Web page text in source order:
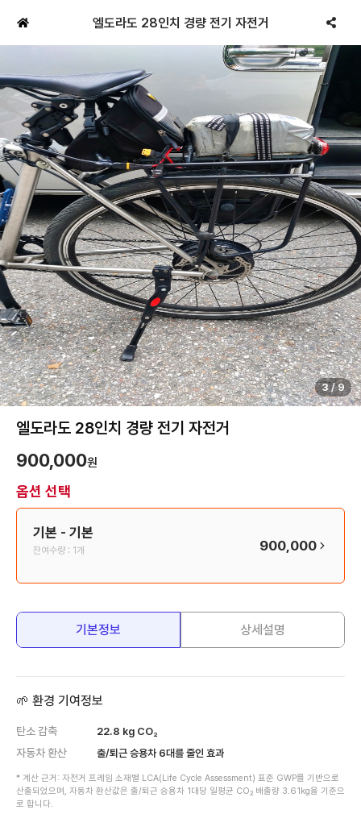
엘도라도 28인치 경량 전기 자전거
3/9
엘도라도 28인치 경량 전기 자전거
900,000원
옵션 선택
기본 - 기본
잔여수량 : 1개 900,000
기본정보 상세설명
🌱 환경 기여정보
탄소 감축 22.8 kg CO₂
자동차 환산 출/퇴근 승용차 6대를 줄인 효과
* 계산 근거: 자전거 프레임 소재별 LCA(Life Cycle Assessment) 표준 GWP를 기반으로
산출되었으며, 자동차 환산값은 출/퇴근 승용차 1대당 일평균 CO₂ 배출량 3.61kg을 기준으
로 합니다.